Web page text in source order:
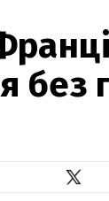
без